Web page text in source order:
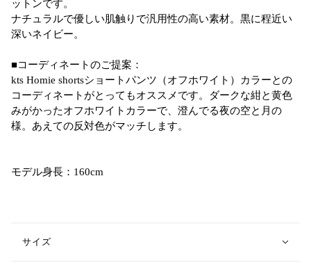
ットンです。
ナチュラルで優しい肌触りで汎用性の高い素材。黒に程近い
深いネイビー。
■コーディネートのご提案：
kts Homie shortsショートパンツ（オフホワイト）カラーとの
コーディネートがとってもオススメです。ダークな紺と黄色
みがかったオフホワイトカラーで、 澄んでる夜の空と月の
様。あえての反対色がマッチします。
モデル身長：160cm
サイズ